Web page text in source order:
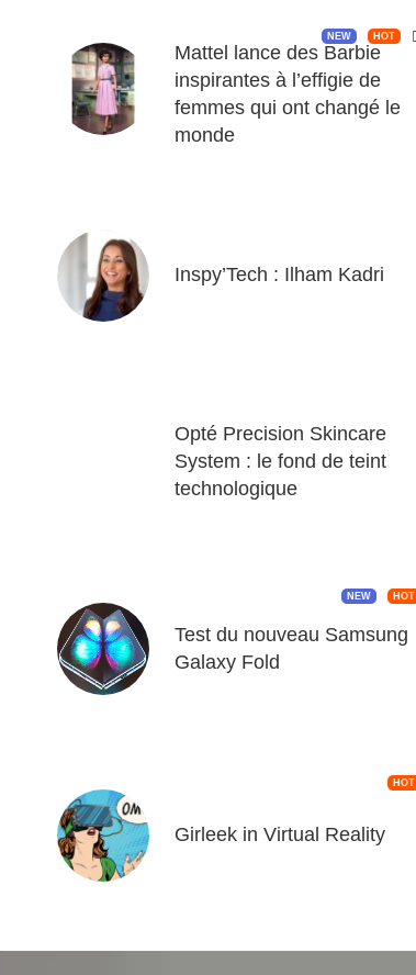
NEW HOT
Mattel lance des Barbie
inspirantes à l’effigie de
femmes qui ont changé le
monde
Inspy’Tech : Ilham Kadri
Opté Precision Skincare
System : le fond de teint
technologique
NEW HOT
Test du nouveau Samsung
Galaxy Fold
HOT
Girleek in Virtual Reality